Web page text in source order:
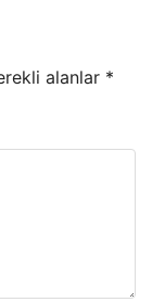
alanlar *